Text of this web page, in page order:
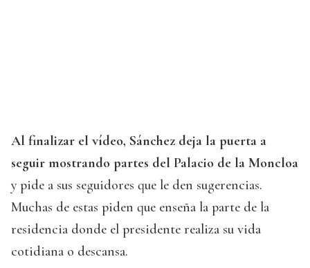
Al finalizar el vídeo, Sánchez deja la puerta a
seguir mostrando partes del Palacio de la Moncloa
y pide a sus seguidores que le den sugerencias.
Muchas de estas piden que enseña la parte de la
residencia donde el presidente realiza su vida
cotidiana o descansa.